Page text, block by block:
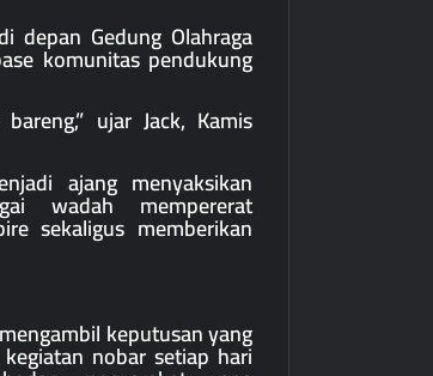
depan Gedung Olahraga
komunitas pendukung
ujar Jack, Kamis
ajang menyaksikan
wadah mempererat
sekaligus memberikan
keputusan yang
nobar setiap hari